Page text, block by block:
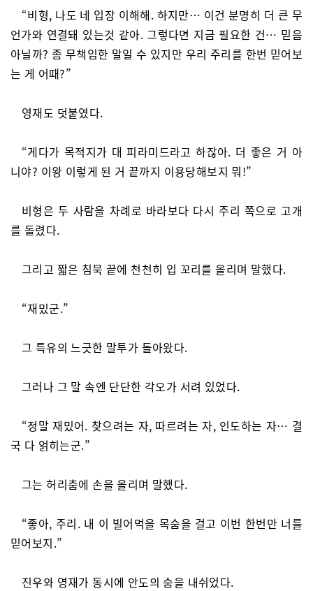
“비형, 나도 네 입장 이해해. 하지만… 이건 분명히 더 큰 무
언가와 연결돼 있는것 같아. 그렇다면 지금 필요한 건… 믿음
아닐까? 좀 무책임한 말일 수 있지만 우리 주리를 한번 믿어보
는 게 어때?”
영재도 덧붙였다.
“게다가 목적지가 대 피라미드라고 하잖아. 더 좋은 거 아
니야? 이왕 이렇게 된 거 끝까지 이용당해보지 뭐!”
비형은 두 사람을 차례로 바라보다 다시 주리 쪽으로 고개
를 돌렸다.
그리고 짧은 침묵 끝에 천천히 입 꼬리를 올리며 말했다.
“재밌군.”
그 특유의 느긋한 말투가 돌아왔다.
그러나 그 말 속엔 단단한 각오가 서려 있었다.
“정말 재밌어. 찾으려는 자, 따르려는 자, 인도하는 자… 결
국 다 얽히는군.”
그는 허리춤에 손을 올리며 말했다.
“좋아, 주리. 내 이 빌어먹을 목숨을 걸고 이번 한번만 너를
믿어보지.”
진우와 영재가 동시에 안도의 숨을 내쉬었다.